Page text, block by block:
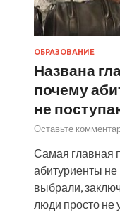
ОБРАЗОВАНИЕ
Названа
почему
не
Оставьте
Самая главная
абитуриенты не
выбрали,
люди просто не